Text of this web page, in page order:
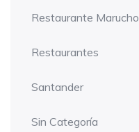
Restaurante Marucho
Restaurantes
Santander
Sin Categoría